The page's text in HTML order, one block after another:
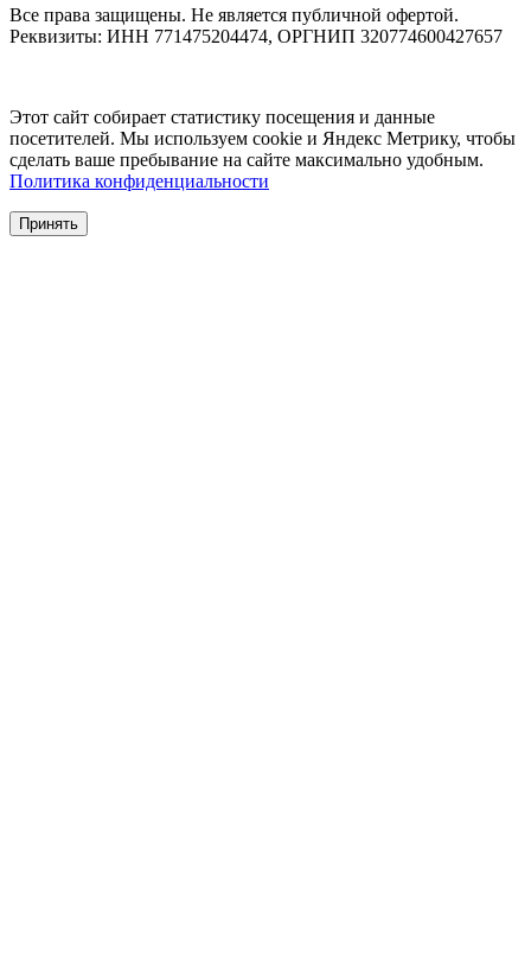
Все права защищены. Не является публичной офертой.
Реквизиты: ИНН 771475204474, ОРГНИП 320774600427657
Этот сайт собирает статистику посещения и данные
посетителей. Мы используем cookie и Яндекс Метрику, чтобы
сделать ваше пребывание на сайте максимально удобным.
Политика конфиденциальности
Принять